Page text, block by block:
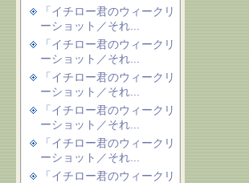
「イチロー君のウィークリ
ーショット／それ...
「イチロー君のウィークリ
ーショット／それ...
「イチロー君のウィークリ
ーショット／それ...
「イチロー君のウィークリ
ーショット／それ...
「イチロー君のウィークリ
ーショット／それ...
「イチロー君のウィークリ